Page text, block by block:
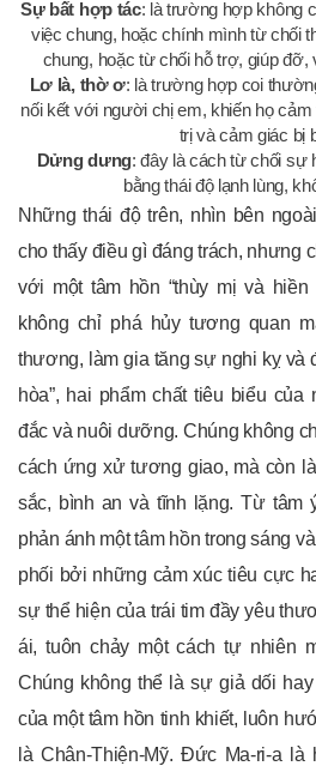
Sự bất hợp tác: là trường hợp không
việc chung, hoặc chính mình từ chối
chung, hoặc từ chối hỗ trợ, giúp
Lơ là, thờ ơ: là trường hợp coi
nối kết với người chị em, khiến họ cảm
trị và cảm giác bị
Dửng dưng: đây là cách từ chối sự
bằng thái độ lạnh lùng,
Những thái độ trên, nhìn bên
cho thấy điều gì đáng trách, nhưng
với một tâm hồn “thùy mị và
không chỉ phá hủy tương quan
thương, làm gia tăng sự nghi kỵ và
hòa”, hai phẩm chất tiêu biểu
đắc và nuôi dưỡng. Chúng không
cách ứng xử tương giao, mà còn
sắc, bình an và tĩnh lặng. Từ tâm
phản ánh một tâm hồn trong sáng
phối bởi những cảm xúc tiêu cực
sự thể hiện của trái tim đầy yêu
ái, tuôn chảy một cách tự nhiên
Chúng không thể là sự giả dối
của một tâm hồn tinh khiết, luôn
là Chân-Thiện-Mỹ. Đức Ma-ri-a là